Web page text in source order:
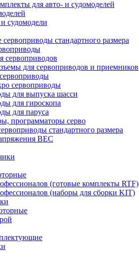
для авто- и судомоделей
судомодели
стандартного размера
сервоприводов
для сервоприводов и приемников
сервоприводы
для выпуска шасси
для гироскопа
для паруса
программаторы серво
стандартного размера
BEC
(готовые комплекты RTF)
(наборы для сборки KIT)